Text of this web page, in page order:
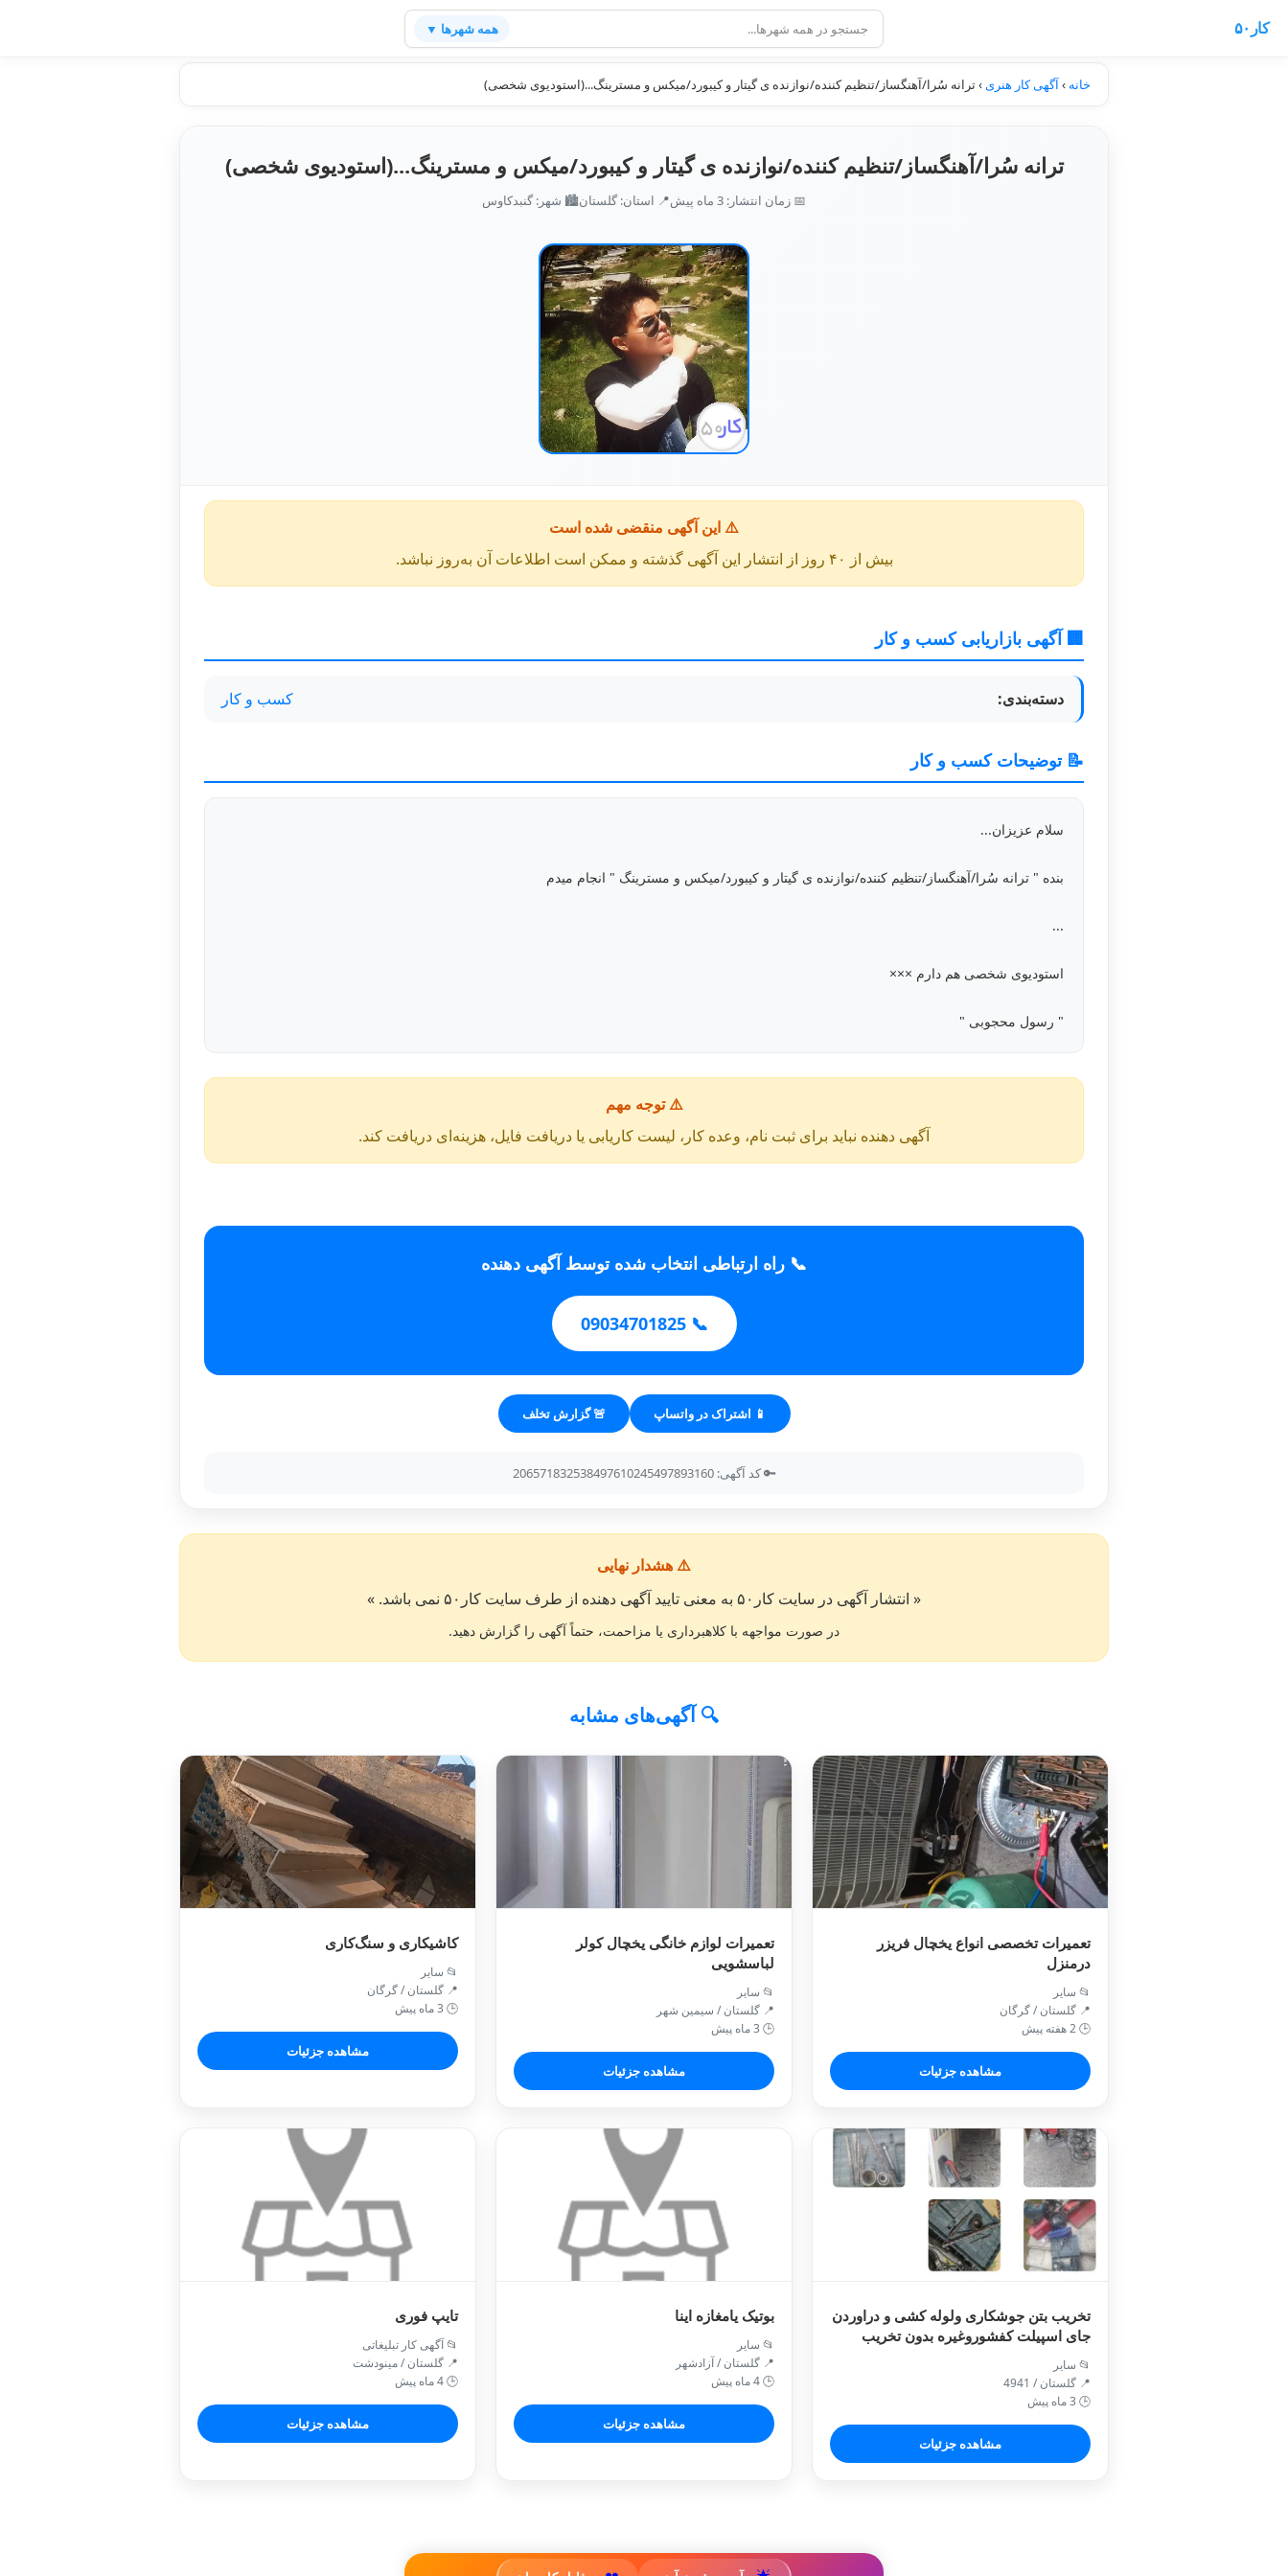
کار۵۰ همه شهرها ▼
خانه ›آگهی کار هنری›ترانه سُرا/آهنگساز/تنظیم کننده/نوازنده ی گیتار و کیبورد/میکس و مسترینگ...(استودیوی شخصی)
ترانه سُرا/آهنگساز/تنظیم کننده/نوازنده ی گیتار و کیبورد/میکس و مسترینگ...(استودیوی شخصی)
📅 زمان انتشار: 3 ماه پیش 📍 استان: گلستان🏙️ شهر: گنبدكاوس
⚠️ این آگهی منقضی شده است
بیش از ۴۰ روز از انتشار این آگهی گذشته و ممکن است اطلاعات آن به‌روز نباشد.
🏢 آگهی بازاریابی کسب و کار
دسته‌بندی: کسب و کار
📝 توضیحات کسب و کار
سلام عزیزان...
بنده " ترانه سُرا/آهنگساز/تنظیم کننده/نوازنده ی گیتار و کیبورد/میکس و مسترینگ " انجام میدم
...
استودیوی شخصی هم دارم ×××
" رسول محجوبی "
⚠️ توجه مهم
آگهی دهنده نباید برای ثبت نام، وعده کار، لیست کاریابی یا دریافت فایل، هزینه‌ای دریافت کند.
📞 راه ارتباطی انتخاب شده توسط آگهی دهنده
📞 09034701825
📱 اشتراک در واتساپ 🚨 گزارش تخلف
🔑 کد آگهی: 206571832538497610245497893160
⚠️ هشدار نهایی
« انتشار آگهی در سایت کار۵۰ به معنی تایید آگهی دهنده از طرف سایت کار۵۰ نمی باشد. »
در صورت مواجهه با کلاهبرداری یا مزاحمت، حتماً آگهی را گزارش دهید.
🔍 آگهی‌های مشابه
تعمیرات تخصصی انواع یخچال فریزر
درمنزل
📂 سایر
📍 گلستان / گرگان
🕒 2 هفته پیش
مشاهده جزئیات
تعمیرات لوازم خانگی یخچال کولر
لباسشویی
📂 سایر
📍 گلستان / سيمين شهر
🕒 3 ماه پیش
مشاهده جزئیات
کاشیکاری و سنگ‌کاری
📂 سایر
📍 گلستان / گرگان
🕒 3 ماه پیش
مشاهده جزئیات
تخریب بتن جوشکاری ولوله کشی و دراوردن
جای اسپیلت کفشوروغیره بدون تخریب
اضافی باگردبربتن
📂 سایر
📍 گلستان / 4941
🕒 3 ماه پیش
مشاهده جزئیات
بوتیک یامغازه اینا
📂 سایر
📍 گلستان / آزادشهر
🕒 4 ماه پیش
مشاهده جزئیات
تایپ فوری
📂 آگهی کار تبلیغاتی
📍 گلستان / مينودشت
🕒 4 ماه پیش
مشاهده جزئیات